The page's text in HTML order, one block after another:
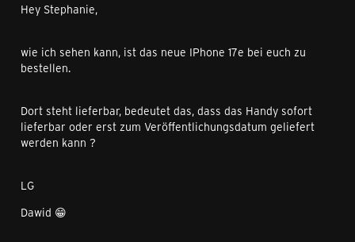
Hey Stephanie,
wie ich sehen kann, ist das neue IPhone 17e bei euch zu
bestellen.
Dort steht lieferbar, bedeutet das, dass das Handy sofort
lieferbar oder erst zum Veröffentlichungsdatum geliefert
werden kann ?
LG
Dawid 😁